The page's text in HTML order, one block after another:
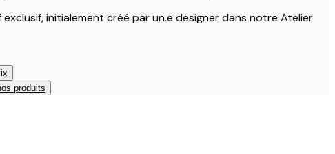
initialement créé par un.e designer dans notre Atelier
produits